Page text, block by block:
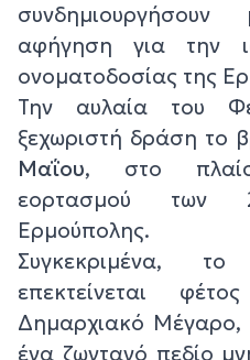
αφήγηση για την
ονοματοδοσίας της
Την αυλαία του
ξεχωριστή δράση το
Μαΐου, στο
εορτασμού των
Ερμούπολης.
Συγκεκριμένα,
επεκτείνεται
Δημαρχιακό Μέγαρο,
ένα ζωντανό πεδίο